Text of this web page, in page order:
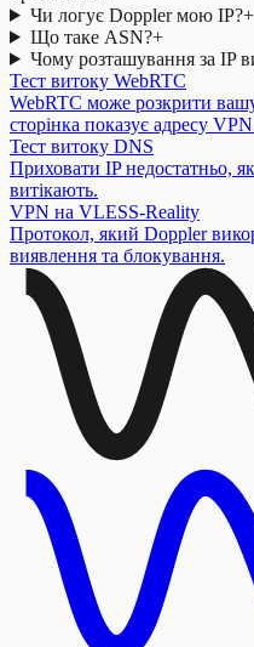
Чи логує Doppler мою IP?+
Що таке ASN?+
Чому розташування за IP
Тест витоку WebRTC
WebRTC може розкрити
сторінка показує адресу
Тест витоку DNS
Приховати IP недостатньо,
витікають.
VPN на VLESS-Reality
Протокол, який Doppler
виявлення та блокування.